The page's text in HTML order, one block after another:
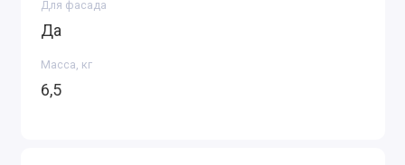
Для фасада
Да
Масса, кг
6,5